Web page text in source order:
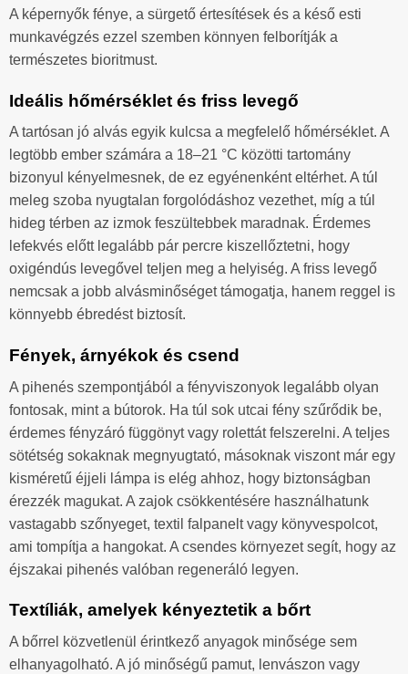
A képernyők fénye, a sürgető értesítések és a késő esti
munkavégzés ezzel szemben könnyen felborítják a
természetes bioritmust.
Ideális hőmérséklet és friss levegő
A tartósan jó alvás egyik kulcsa a megfelelő hőmérséklet. A
legtöbb ember számára a 18–21 °C közötti tartomány
bizonyul kényelmesnek, de ez egyénenként eltérhet. A túl
meleg szoba nyugtalan forgolódáshoz vezethet, míg a túl
hideg térben az izmok feszültebbek maradnak. Érdemes
lefekvés előtt legalább pár percre kiszellőztetni, hogy
oxigéndús levegővel teljen meg a helyiség. A friss levegő
nemcsak a jobb alvásminőséget támogatja, hanem reggel is
könnyebb ébredést biztosít.
Fények, árnyékok és csend
A pihenés szempontjából a fényviszonyok legalább olyan
fontosak, mint a bútorok. Ha túl sok utcai fény szűrődik be,
érdemes fényzáró függönyt vagy rolettát felszerelni. A teljes
sötétség sokaknak megnyugtató, másoknak viszont már egy
kisméretű éjjeli lámpa is elég ahhoz, hogy biztonságban
érezzék magukat. A zajok csökkentésére használhatunk
vastagabb szőnyeget, textil falpanelt vagy könyvespolcot,
ami tompítja a hangokat. A csendes környezet segít, hogy az
éjszakai pihenés valóban regeneráló legyen.
Textíliák, amelyek kényeztetik a bőrt
A bőrrel közvetlenül érintkező anyagok minősége sem
elhanyagolható. A jó minőségű pamut, lenvászon vagy